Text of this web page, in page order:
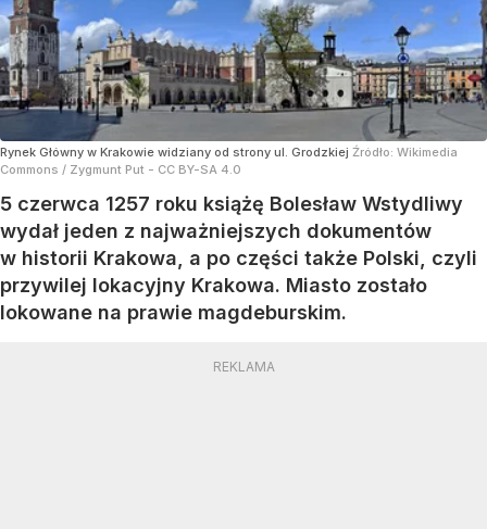
Rynek Główny w Krakowie widziany od strony ul. Grodzkiej Źródło: Wikimedia
Commons / Zygmunt Put - CC BY-SA 4.0
5 czerwca 1257 roku książę Bolesław Wstydliwy
wydał jeden z najważniejszych dokumentów
w historii Krakowa, a po części także Polski, czyli
przywilej lokacyjny Krakowa. Miasto zostało
lokowane na prawie magdeburskim.